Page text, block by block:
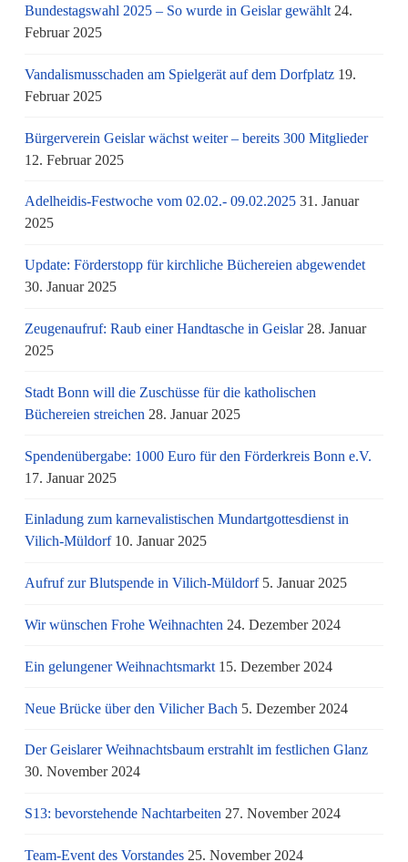
Bundestagswahl 2025 – So wurde in Geislar gewählt 24.
Februar 2025
Vandalismusschaden am Spielgerät auf dem Dorfplatz 19.
Februar 2025
Bürgerverein Geislar wächst weiter – bereits 300 Mitglieder
12. Februar 2025
Adelheidis-Festwoche vom 02.02.- 09.02.2025 31. Januar
2025
Update: Förderstopp für kirchliche Büchereien abgewendet
30. Januar 2025
Zeugenaufruf: Raub einer Handtasche in Geislar 28. Januar
2025
Stadt Bonn will die Zuschüsse für die katholischen
Büchereien streichen 28. Januar 2025
Spendenübergabe: 1000 Euro für den Förderkreis Bonn e.V.
17. Januar 2025
Einladung zum karnevalistischen Mundartgottesdienst in
Vilich-Müldorf 10. Januar 2025
Aufruf zur Blutspende in Vilich-Müldorf 5. Januar 2025
Wir wünschen Frohe Weihnachten 24. Dezember 2024
Ein gelungener Weihnachtsmarkt 15. Dezember 2024
Neue Brücke über den Vilicher Bach 5. Dezember 2024
Der Geislarer Weihnachtsbaum erstrahlt im festlichen Glanz
30. November 2024
S13: bevorstehende Nachtarbeiten 27. November 2024
Team-Event des Vorstandes 25. November 2024